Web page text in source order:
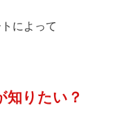
によって
知りたい？